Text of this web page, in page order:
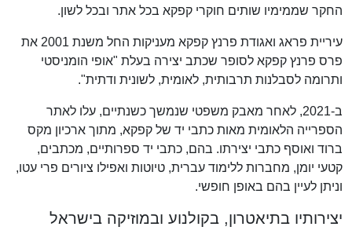
החקר שממימיו שותים חוקרי קפקא בכל אתר ובכל לשון.
עיריית פראג ואגודת פרנץ קפקא מעניקות החל משנת 2001 את
פרס פרנץ קפקא לסופר שכתב יצירה בעלת "אופי הומניסטי
ותרומה לסבלנות תרבותית, לאומית, לשונית ודתית".
ב-2021, לאחר מאבק משפטי שנמשך כשנתיים, עלו לאתר
הספרייה הלאומית מאות כתבי יד של קפקא, מתוך ארכיון מקס
ברוד ואוסף כתבי יצירתו. בהם, כתבי יד ספרותיים, מכתבים,
קטעי יומן, מחברות ללימוד עברית, טיוטות ואפילו ציורים פרי עטו,
וניתן לעיין בהם באופן חופשי.
יצירותיו בתיאטרון, בקולנוע ובמוזיקה בישראל